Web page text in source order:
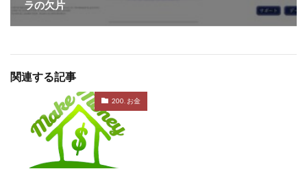
ラの欠片
関連する記事
200. お金